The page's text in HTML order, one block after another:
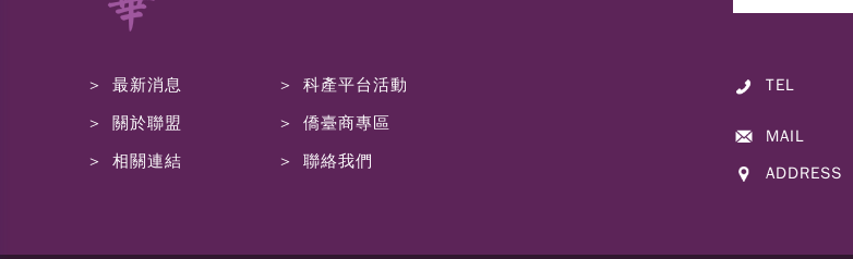
最新消息
科產平台活動
關於聯盟
僑臺商專區
相關連結
聯絡我們
TEL
MAIL
ADDRESS